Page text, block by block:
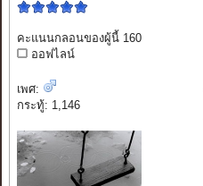
คะแนนกลอนของผู้นี้ 160
ออฟไลน์
เพศ:
กระทู้: 1,146